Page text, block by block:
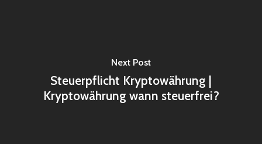
Next Post
Steuerpflicht Kryptowährung |
Kryptowährung wann steuerfrei?